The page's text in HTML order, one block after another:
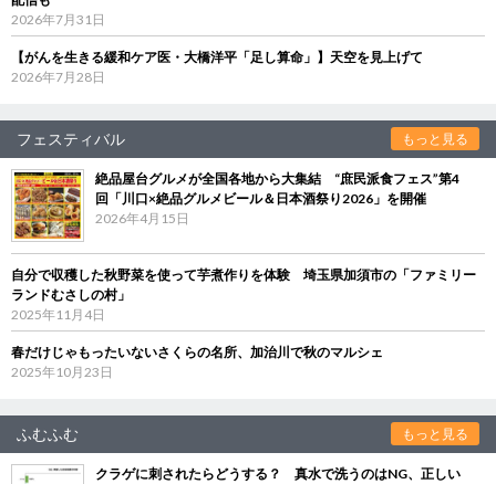
2026年7月31日
【がんを生きる緩和ケア医・大橋洋平「足し算命」】天空を見上げて
2026年7月28日
フェスティバル もっと見る
絶品屋台グルメが全国各地から大集結 “庶民派食フェス”第4
回「川口×絶品グルメビール＆日本酒祭り2026」を開催
2026年4月15日
自分で収穫した秋野菜を使って芋煮作りを体験 埼玉県加須市の「ファミリー
ランドむさしの村」
2025年11月4日
春だけじゃもったいないさくらの名所、加治川で秋のマルシェ
2025年10月23日
ふむふむ もっと見る
クラゲに刺されたらどうする？ 真水で洗うのはNG、正しい